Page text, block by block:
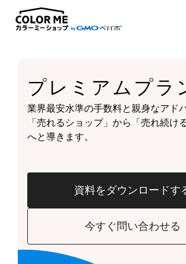
プレミアムプラ
業界最安水準の手数料と親身なアド
「売れるショップ」から「売れ続け
へと導きます。
資料をダウンロードす
今すぐ問い合わせる